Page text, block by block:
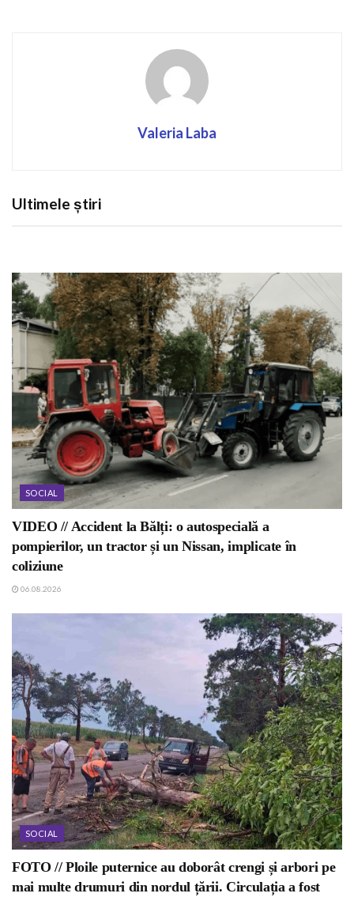
Valeria Laba
Ultimele știri
SOCIAL
VIDEO // Accident la Bălți: o autospecială a
pompierilor, un tractor și un Nissan, implicate în
coliziune
06.08.2026
SOCIAL
FOTO // Ploile puternice au doborât crengi și arbori pe
mai multe drumuri din nordul țării. Circulația a fost